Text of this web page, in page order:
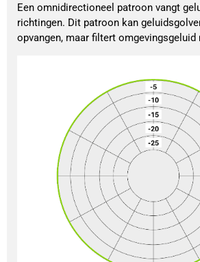
Een omnidirectioneel patroon vangt
richtingen. Dit patroon kan
opvangen, maar filtert omgevingsgeluid